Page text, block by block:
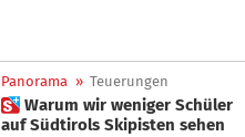
Panorama » Teuerungen
 Warum wir weniger Schüler
auf Südtirols Skipisten sehen